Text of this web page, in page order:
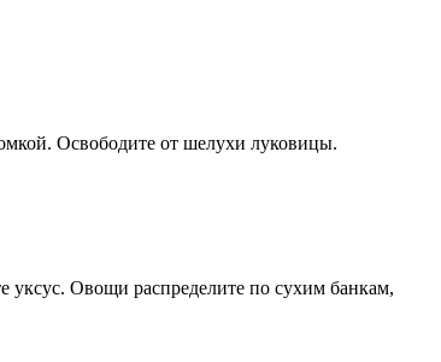
Освободите от шелухи луковицы.
уксус. Овощи распределите по сухим банкам,